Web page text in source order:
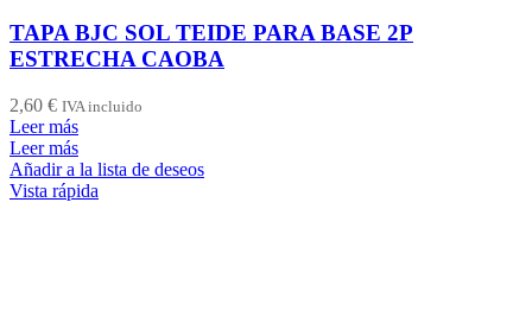
TAPA BJC SOL TEIDE PARA BASE 2P
ESTRECHA CAOBA
2,60 € IVA incluido
Leer más
Leer más
Añadir a la lista de deseos
Vista rápida